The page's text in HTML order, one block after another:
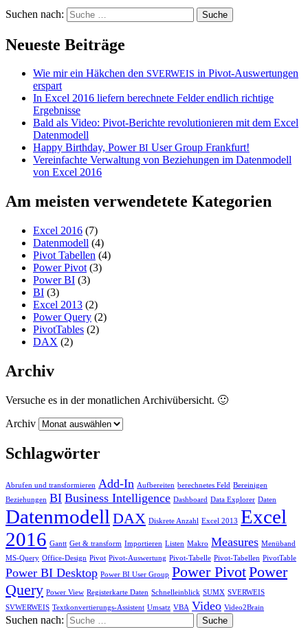
Suchen nach:
Neueste Beiträge
Wie mir ein Häkchen den SVERWEIS in Pivot-Auswertungen
erspart
In Excel 2016 liefern berechnete Felder endlich richtige
Ergebnisse
Bald als Video: Pivot-Berichte revolutionieren mit dem Excel
Datenmodell
Happy Birthday, PowerBI User Group Frankfurt!
Vereinfachte Verwaltung von Beziehungen im Datenmodell
von Excel 2016
Am meisten verwendetete Kategorien
Excel 2016 (7)
Datenmodell (4)
Pivot Tabellen (4)
Power Pivot (3)
Power BI (3)
BI (3)
Excel 2013 (2)
Power Query (2)
PivotTables (2)
DAX (2)
Archiv
Versuche es in der monatlichen Archivübersicht. 🙂
Archiv
Schlagwörter
Abrufen und transformieren Add-In Aufbereiten berechnetes Feld Bereinigen
Beziehungen BI Business Intelligence Dashboard Data Explorer Daten
Datenmodell DAX Diskrete Anzahl Excel 2013 Excel
2016 Gantt Get & transform Importieren Listen Makro Measures Menüband
MS-Query Office-Design Pivot Pivot-Auswertung Pivot-Tabelle Pivot-Tabellen PivotTable
Power BI Desktop Power BI User Group Power PivotPower
Query Power View Registerkarte Daten Schnelleinblick SUMX SVERWEIS
SVWERWEIS Textkonvertierungs-Assistent Umsatz VBA Video Video2Brain
Suchen nach: